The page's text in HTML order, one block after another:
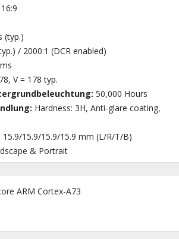
16:9
(typ.)
/ 2000:1 (DCR enabled)
V = 178 typ.
50,000 Hours
Hardness: 3H, Anti-glare coating,
15.9/15.9/15.9/15.9 mm (L/R/T/B)
& Portrait
ARM Cortex-A73